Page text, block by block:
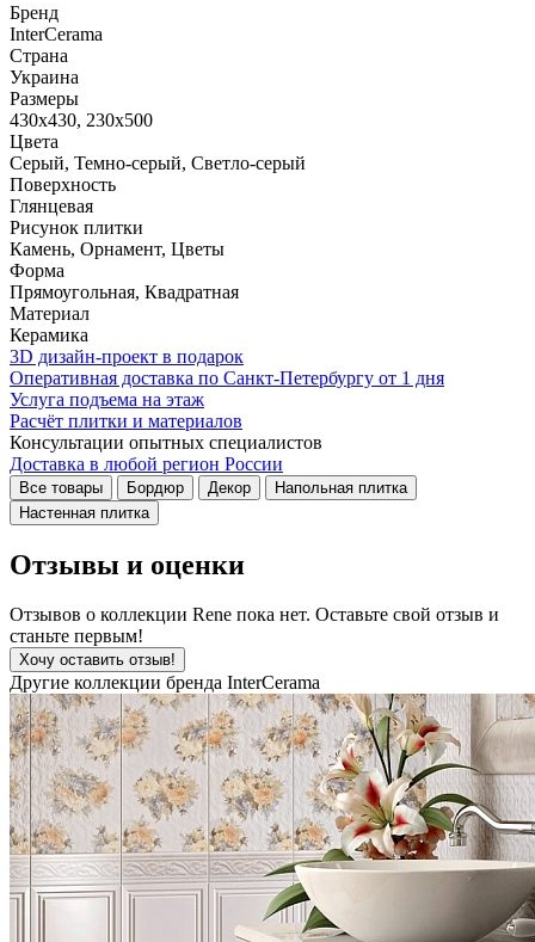
Бренд
InterCerama
Страна
Украина
Размеры
430x430, 230x500
Цвета
Серый, Темно-серый, Светло-серый
Поверхность
Глянцевая
Рисунок плитки
Камень, Орнамент, Цветы
Форма
Прямоугольная, Квадратная
Материал
Керамика
3D дизайн-проект в подарок
Оперативная доставка по Санкт-Петербургу от 1 дня
Услуга подъема на этаж
Расчёт плитки и материалов
Консультации опытных специалистов
Доставка в любой регион России
Все товары Бордюр Декор
Напольная плитка
Настенная плитка
Отзывы и оценки
Отзывов о коллекции Rene пока нет. Оставьте свой отзыв и
станьте первым!
Хочу оставить отзыв!
Другие коллекции бренда InterCerama